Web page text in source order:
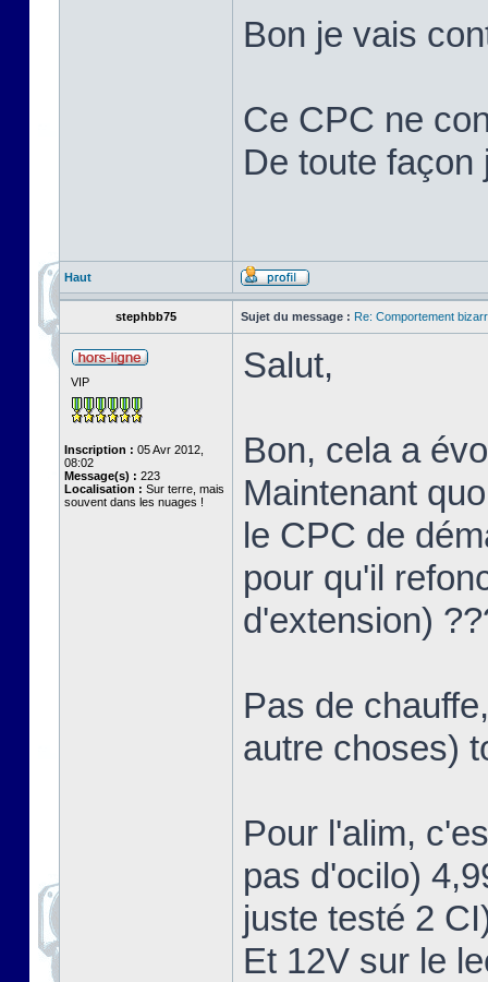
Bon je vais
Ce CPC ne
De toute façon
Haut
stephbb75 Sujet du message : Re: Comportement
VIP
Inscription : 05 Avr 2012,
08:02
Message(s) : 223
Localisation : Sur terre, mais
souvent dans les nuages !
Salut,
Bon, cela a
Maintenant
le CPC de
pour qu'il
d'extension)
Pas de
autre choses)
Pour l'alim,
pas d'ocilo)
juste testé 2
Et 12V sur le